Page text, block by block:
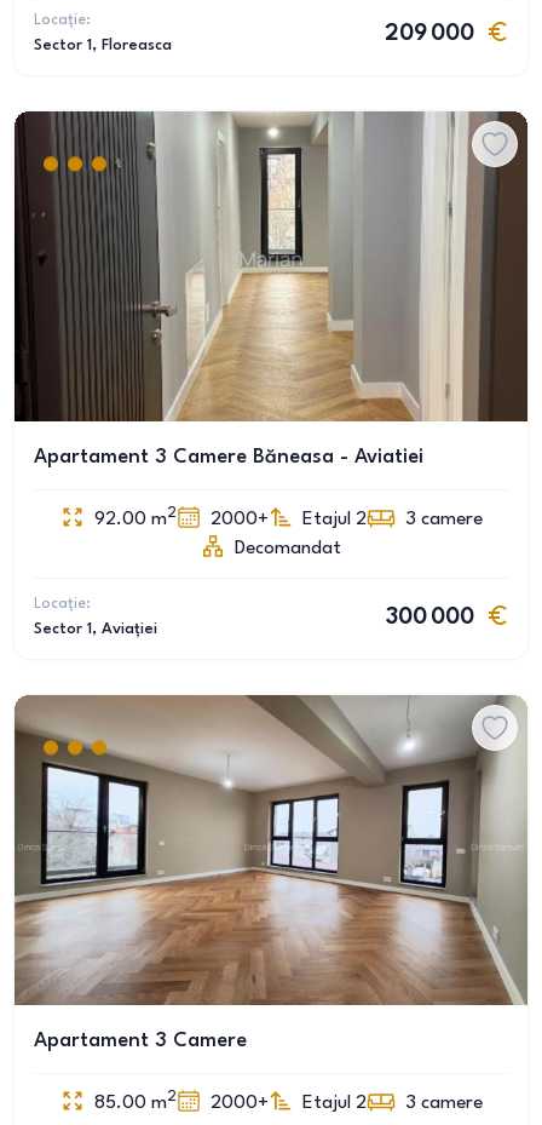
Locație:
Sector 1 , Floreasca
209 000
Apartament 3 Camere Băneasa - Aviatiei
92.00 m2 2000+ Etajul 2 3 camere
Decomandat
Locație:
Sector 1 , Aviației
300 000
Apartament 3 Camere
85.00 m2 2000+ Etajul 2 3 camere